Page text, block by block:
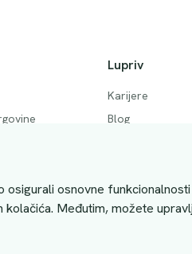
Lupriv
Karijere
Blog
osnovne
Međutim, možete